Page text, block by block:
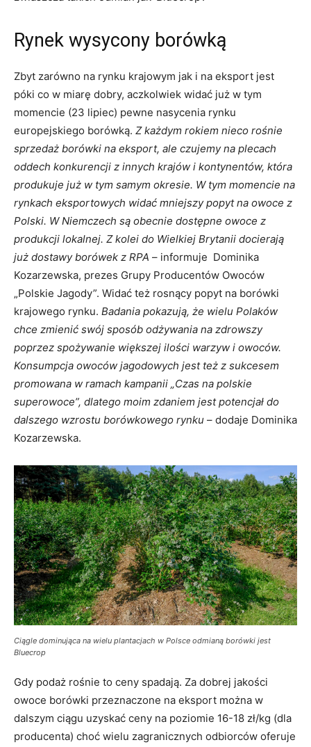
Rynek wysycony borówką
Zbyt zarówno na rynku krajowym jak i na eksport jest
póki co w miarę dobry, aczkolwiek widać już w tym
momencie (23 lipiec) pewne nasycenia rynku
europejskiego borówką. Z każdym rokiem nieco rośnie
sprzedaż borówki na eksport, ale czujemy na plecach
oddech konkurencji z innych krajów i kontynentów, która
produkuje już w tym samym okresie. W tym momencie na
rynkach eksportowych widać mniejszy popyt na owoce z
Polski. W Niemczech są obecnie dostępne owoce z
produkcji lokalnej. Z kolei do Wielkiej Brytanii docierają
już dostawy borówek z RPA – informuje Dominika
Kozarzewska, prezes Grupy Producentów Owoców
„Polskie Jagody”. Widać też rosnący popyt na borówki
krajowego rynku. Badania pokazują, że wielu Polaków
chce zmienić swój sposób odżywania na zdrowszy
poprzez spożywanie większej ilości warzyw i owoców.
Konsumpcja owoców jagodowych jest też z sukcesem
promowana w ramach kampanii „Czas na polskie
superowoce”, dlatego moim zdaniem jest potencjał do
dalszego wzrostu borówkowego rynku – dodaje Dominika
Kozarzewska.
Ciągle dominująca na wielu plantacjach w Polsce odmianą borówki jest
Bluecrop
Gdy podaż rośnie to ceny spadają. Za dobrej jakości
owoce borówki przeznaczone na eksport można w
dalszym ciągu uzyskać ceny na poziomie 16-18 zł/kg (dla
producenta) choć wielu zagranicznych odbiorców oferuje